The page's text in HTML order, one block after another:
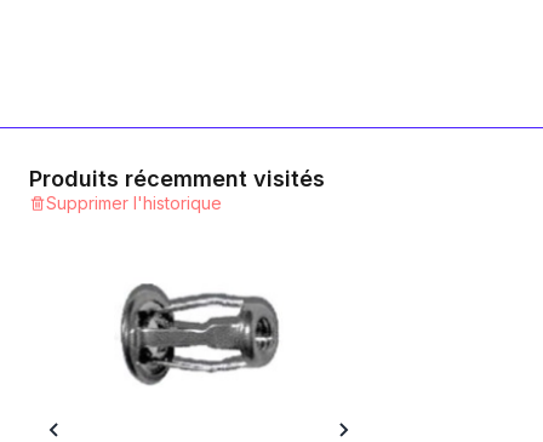
Produits récemment visités
Supprimer l'historique